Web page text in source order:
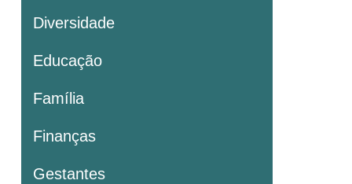
Diversidade
Educação
Família
Finanças
Gestantes